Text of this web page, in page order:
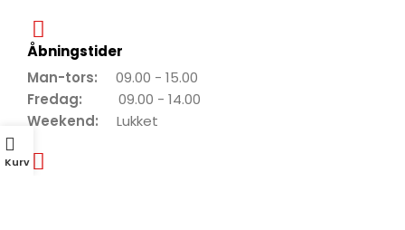
Åbningstider
Man-tors: 09.00 - 15.00
Fredag: 09.00 - 14.00
Weekend: Lukket
Kurv